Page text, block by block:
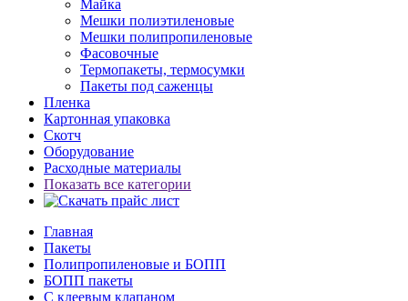
Майка
Мешки полиэтиленовые
Мешки полипропиленовые
Фасовочные
Термопакеты, термосумки
Пакеты под саженцы
Пленка
Картонная упаковка
Скотч
Оборудование
Расходные материалы
Показать все категории
Главная
Пакеты
Полипропиленовые и БОПП
БОПП пакеты
С клеевым клапаном